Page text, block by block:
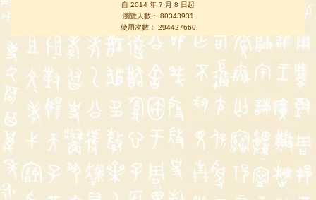
自 2014 年 7 月 8 日起
瀏覽人數： 80343931
使用次數： 294427660